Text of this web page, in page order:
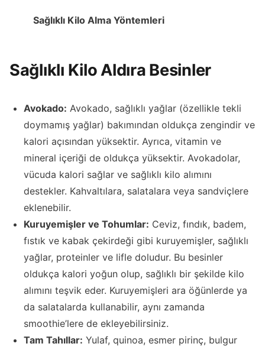
Sağlıklı Kilo Alma Yöntemleri
Sağlıklı Kilo Aldıra Besinler
Avokado: Avokado, sağlıklı yağlar (özellikle tekli
doymamış yağlar) bakımından oldukça zengindir ve
kalori açısından yüksektir. Ayrıca, vitamin ve
mineral içeriği de oldukça yüksektir. Avokadolar,
vücuda kalori sağlar ve sağlıklı kilo alımını
destekler. Kahvaltılara, salatalara veya sandviçlere
eklenebilir.
Kuruyemişler ve Tohumlar: Ceviz, fındık, badem,
fıstık ve kabak çekirdeği gibi kuruyemişler, sağlıklı
yağlar, proteinler ve lifle doludur. Bu besinler
oldukça kalori yoğun olup, sağlıklı bir şekilde kilo
alımını teşvik eder. Kuruyemişleri ara öğünlerde ya
da salatalarda kullanabilir, aynı zamanda
smoothie’lere de ekleyebilirsiniz.
Tam Tahıllar: Yulaf, quinoa, esmer pirinç, bulgur